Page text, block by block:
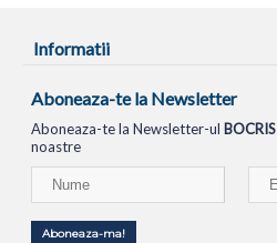
Informatii
Aboneaza-te la Newsletter
Aboneaza-te la Newsletter-ul BOCRIS
noastre
Aboneaza-ma!